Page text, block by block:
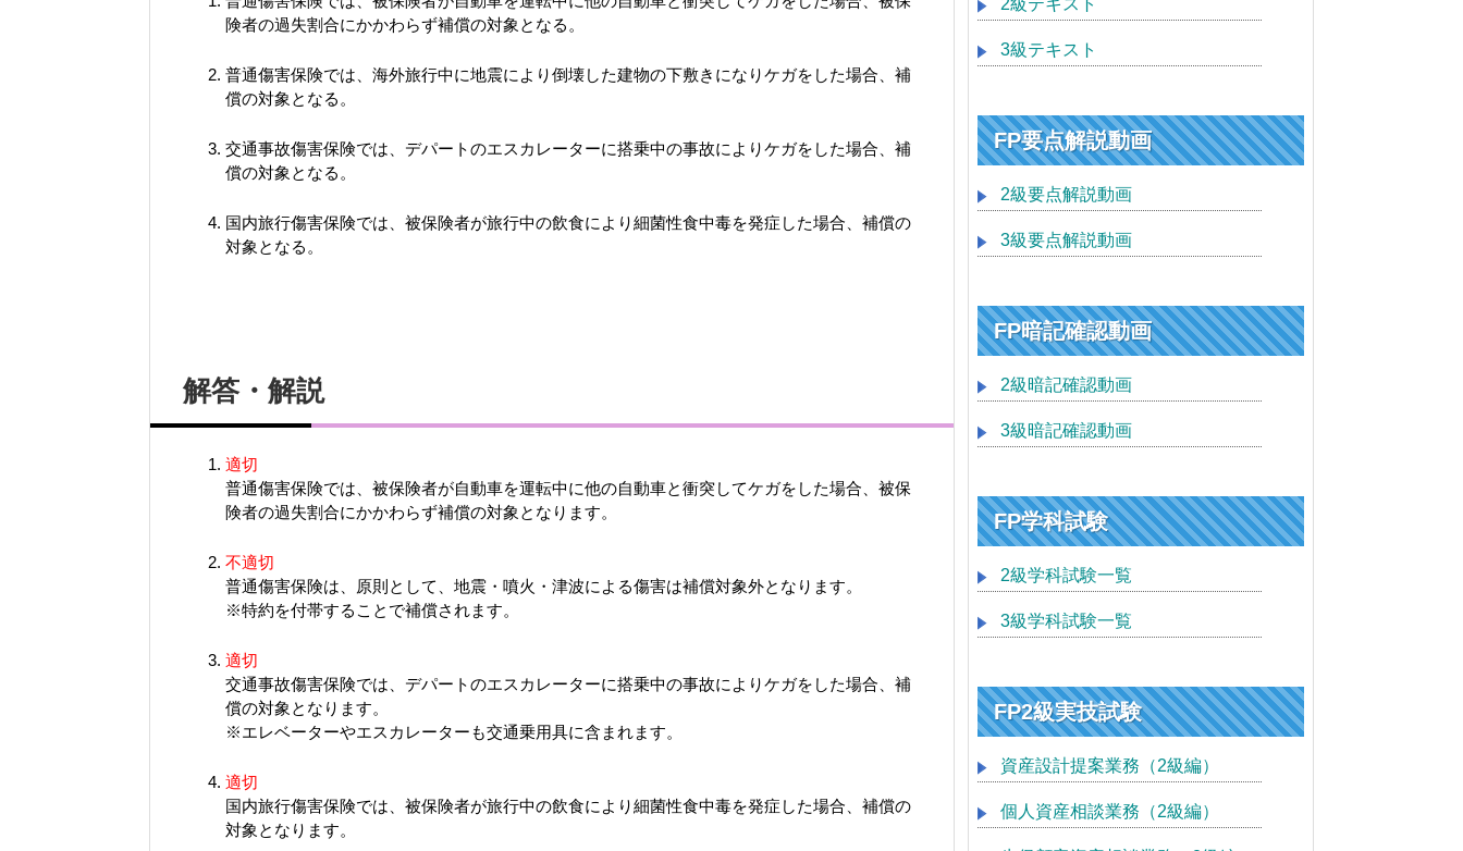
険者の過失割合にかかわらず補償の対象となる。
普通傷害保険では、海外旅行中に地震により倒壊した建物の下敷きになりケガをした場合、補
償の対象となる。
交通事故傷害保険では、デパートのエスカレーターに搭乗中の事故によりケガをした場合、補
償の対象となる。
国内旅行傷害保険では、被保険者が旅行中の飲食により細菌性食中毒を発症した場合、補償の
対象となる。
解答・解説
適切
普通傷害保険では、被保険者が自動車を運転中に他の自動車と衝突してケガをした場合、被保
険者の過失割合にかかわらず補償の対象となります。
不適切
普通傷害保険は、原則として、地震・噴火・津波による傷害は補償対象外となります。
※特約を付帯することで補償されます。
適切
交通事故傷害保険では、デパートのエスカレーターに搭乗中の事故によりケガをした場合、補
償の対象となります。
※エレベーターやエスカレーターも交通乗用具に含まれます。
適切
国内旅行傷害保険では、被保険者が旅行中の飲食により細菌性食中毒を発症した場合、補償の
対象となります。
2級テキスト
3級テキスト
FP要点解説動画
2級要点解説動画
3級要点解説動画
FP暗記確認動画
2級暗記確認動画
3級暗記確認動画
FP学科試験
2級学科試験一覧
3級学科試験一覧
FP2級実技試験
資産設計提案業務（2級編）
個人資産相談業務（2級編）